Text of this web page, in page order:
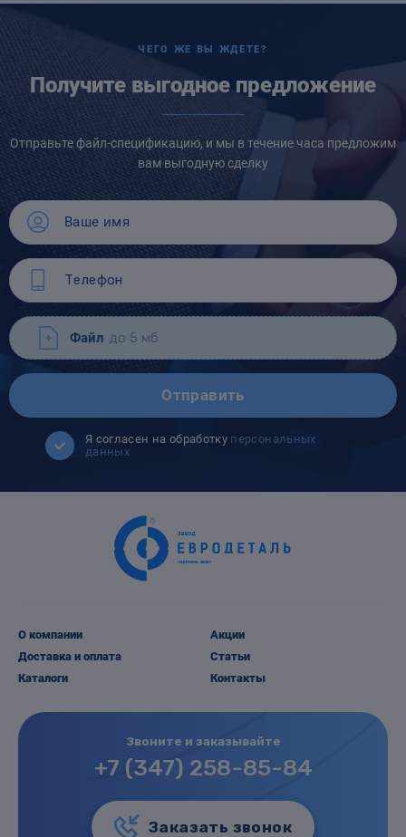
ЧЕГО ЖЕ ВЫ ЖДЕТЕ?
Получите выгодное предложение
Отправьте файл-спецификацию, и мы в течение часа предложим
вам выгодную сделку
Файл до 5 мб
Отправить
Я согласен на обработку персональных
данных
О компании
Доставка и оплата
Каталоги
Акции
Статьи
Контакты
Звоните и заказывайте
+7 (347) 258-85-84
Заказать звонок